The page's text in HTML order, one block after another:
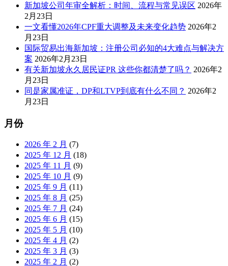
新加坡公司年审全解析：时间、流程与常见误区 2026年
2月23日
一文看懂2026年CPF重大调整及未来变化趋势 2026年2
月23日
国际贸易出海新加坡：注册公司必知的4大难点与解决方
案 2026年2月23日
有关新加坡永久居民证PR 这些你都清楚了吗？ 2026年2
月23日
同是家属准证，DP和LTVP到底有什么不同？ 2026年2
月23日
月份
2026 年 2 月 (7)
2025 年 12 月 (18)
2025 年 11 月 (9)
2025 年 10 月 (9)
2025 年 9 月 (11)
2025 年 8 月 (25)
2025 年 7 月 (24)
2025 年 6 月 (15)
2025 年 5 月 (10)
2025 年 4 月 (2)
2025 年 3 月 (3)
2025 年 2 月 (2)